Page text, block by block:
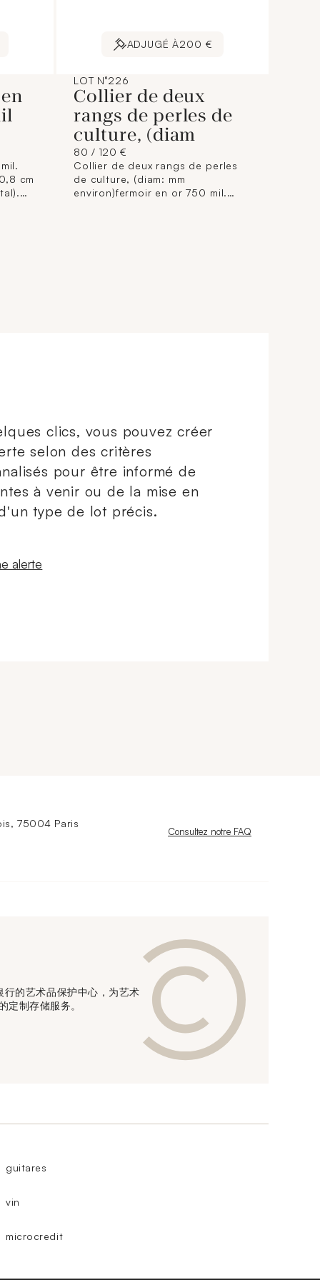
cm
ADJUGÉ À200 €
LOT N°226
Collier de deux
rangs de perles de
culture, (diam
80 / 120 €
Collier de deux rangs de perles
de culture, (diam: mm
environ)fermoir en or 750 mil.
clics, vous pouvez créer
selon des critères
pour être informé de
à venir ou de la mise en
type de lot précis.
fenêtre
alerte
75004 Paris
Nouvelle fenêtre
Consultez notre FAQ
的艺术品保护中心，为艺术
定制存储服务。
guitares
vin
microcredit